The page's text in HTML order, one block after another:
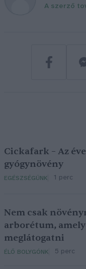
A szerző
Cickafark – Az
gyógynövény
EGÉSZSÉGÜNK 1 perc
Nem csak
arborétum,
meglátogatni
ÉLŐ BOLYGÓNK 5 perc